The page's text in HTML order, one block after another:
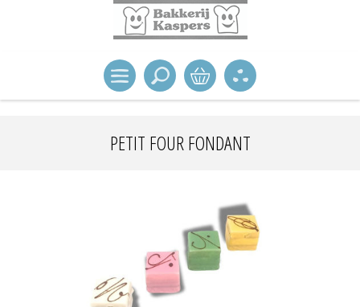
PETIT FOUR FONDANT